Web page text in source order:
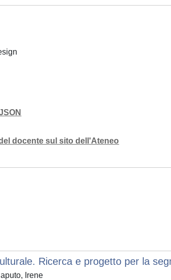
docente sul sito dell'Ateneo
Ricerca e progetto per la
Irene